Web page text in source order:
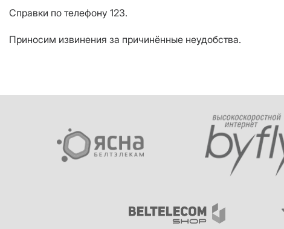
Справки по телефону 123.
Приносим извинения за причинённые неудобства.